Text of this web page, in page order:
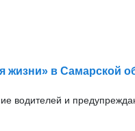
жизни» в Самарской
водителей и